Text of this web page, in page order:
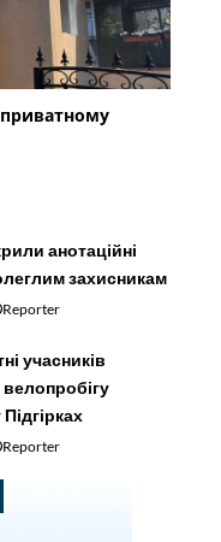
анотаційні
захисникам
Reporter
учасників
Підгірках
Reporter